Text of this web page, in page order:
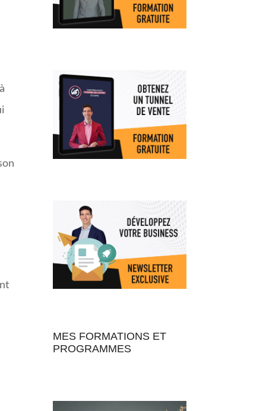
MES FORMATIONS ET
PROGRAMMES